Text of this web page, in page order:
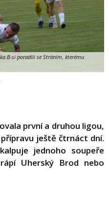
B si poradili se Stráním, kterému
první a druhou ligou,
ještě čtrnáct dní.
jednoho soupeře
Uherský Brod nebo